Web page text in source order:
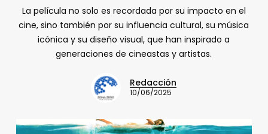
La película no solo es recordada por su impacto en el
cine, sino también por su influencia cultural, su música
icónica y su diseño visual, que han inspirado a
generaciones de cineastas y artistas.
Redacción
10/06/2025